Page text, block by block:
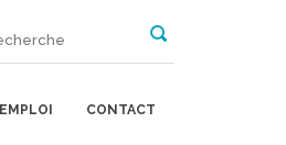
EMPLOI CONTACT